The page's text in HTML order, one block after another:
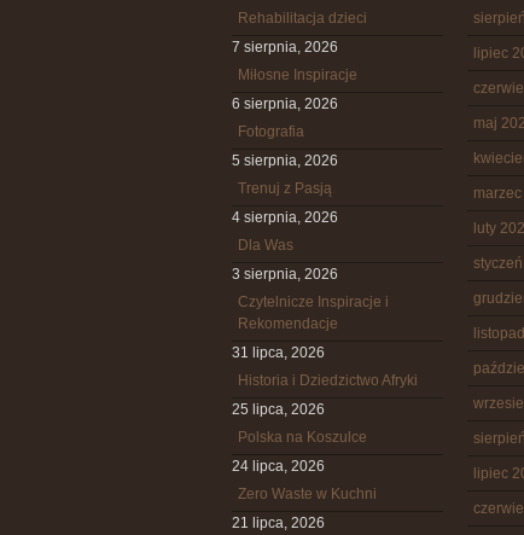
Rehabilitacja dzieci
7 sierpnia, 2026
Miłosne Inspiracje
6 sierpnia, 2026
Fotografia
5 sierpnia, 2026
Trenuj z Pasją
4 sierpnia, 2026
Dla Was
3 sierpnia, 2026
Czytelnicze Inspiracje i
Rekomendacje
31 lipca, 2026
Historia i Dziedzictwo Afryki
25 lipca, 2026
Polska na Koszulce
24 lipca, 2026
Zero Waste w Kuchni
21 lipca, 2026
lipiec
maj
luty
lipiec